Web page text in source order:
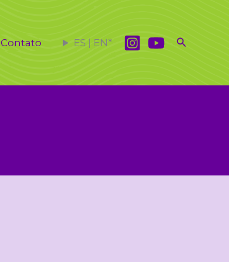
Contato ES | EN* Pesquisar